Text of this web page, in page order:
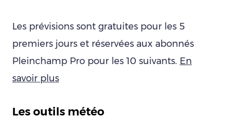
Les prévisions sont gratuites pour les 5
premiers jours et réservées aux abonnés
Pleinchamp Pro pour les 10 suivants. En
savoir plus
Les outils météo